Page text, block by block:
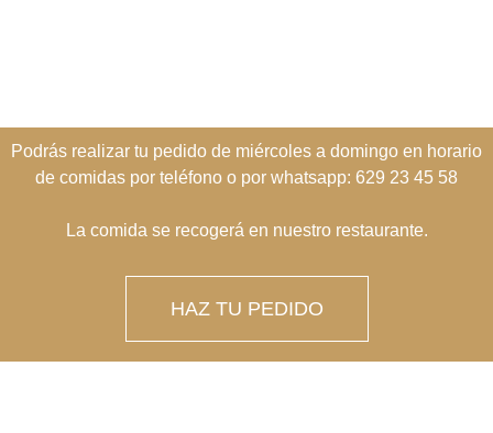
Podrás realizar tu pedido de miércoles a domingo en horario
de comidas por teléfono o por whatsapp: 629 23 45 58
La comida se recogerá en nuestro restaurante.
HAZ TU PEDIDO